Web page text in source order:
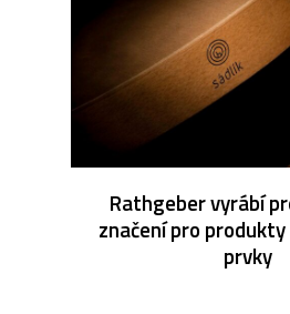
Rathgeber vyrábí
značení pro
prvky